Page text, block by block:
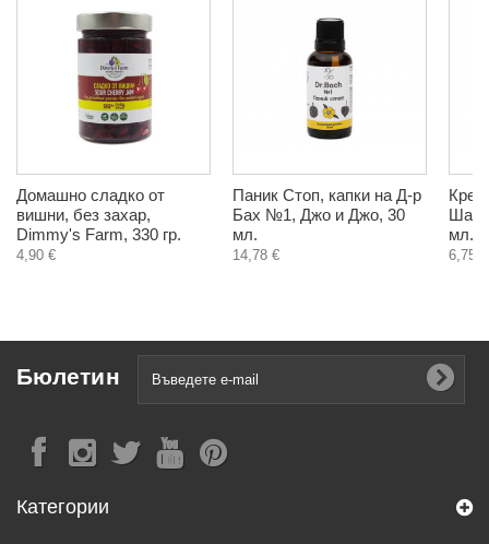
Домашно сладко от
вишни, без захар,
Dimmy's Farm, 330 гр.
4,90 €
Паник Стоп, капки на Д-р
Бах №1, Джо и Джо, 30
мл.
14,78 €
Крем
мл.
6,75 €
Бюлетин
Категории